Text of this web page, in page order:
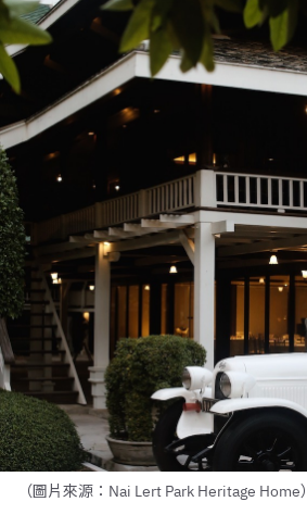
（圖片來源：Nai Lert Park Heritage Home）